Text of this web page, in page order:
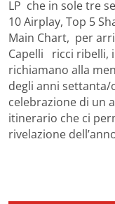
LP che in sole tre
10 Airplay, Top 5
Main Chart, per
Capelli ricci ribelli,
richiamano alla
degli anni settanta/
celebrazione di un
itinerario che ci
rivelazione